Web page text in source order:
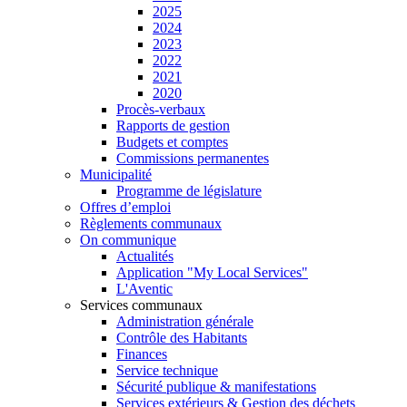
2025
2024
2023
2022
2021
2020
Procès-verbaux
Rapports de gestion
Budgets et comptes
Commissions permanentes
Municipalité
Programme de législature
Offres d’emploi
Règlements communaux
On communique
Actualités
Application "My Local Services"
L'Aventic
Services communaux
Administration générale
Contrôle des Habitants
Finances
Service technique
Sécurité publique & manifestations
Services extérieurs & Gestion des déchets